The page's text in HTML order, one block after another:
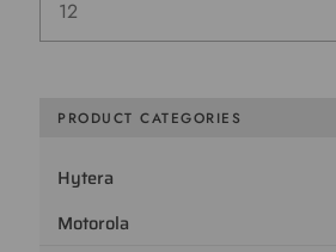
PRODUCT CATEGORIES
Hytera
Motorola